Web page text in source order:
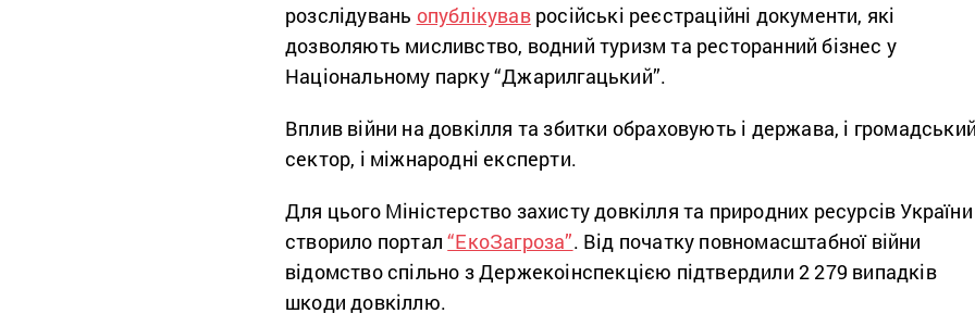
розслідувань опублікувавросійські реєстраційні документи, які
дозволяють мисливство, водний туризм та ресторанний бізнес у
Національному парку “Джарилгацький”.
Вплив війни на довкілля та збитки обраховують і держава, і
сектор, і міжнародні експерти.
Для цього Міністерство захисту довкілля та природних ресурсів України
створило портал“ЕкоЗагроза”. Від початку повномасштабної війни
відомство спільно з Держекоінспекцією підтвердили 2 279 випадків
шкоди довкіллю.